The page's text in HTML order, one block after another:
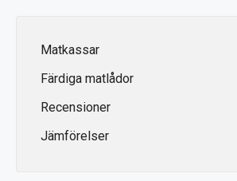
Matkassar
Färdiga matlådor
Recensioner
Jämförelser